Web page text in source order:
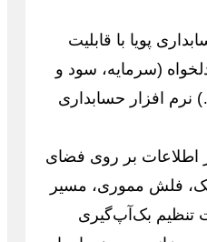
پویا با قابلیت
(سرمایه، سود و
افزار حسابداری
اطلاعات بر روی فضای
فلش مموری، مسیر
تنظیم بک‌آپ‌گیری